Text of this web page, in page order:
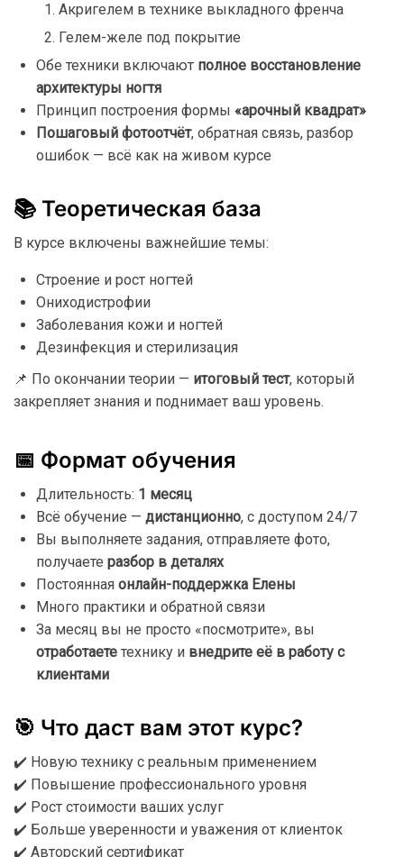
Акригелем в технике выкладного френча
Гелем-желе под покрытие
Обе техники включают полное восстановление
архитектуры ногтя
Принцип построения формы «арочный квадрат»
Пошаговый фотоотчёт, обратная связь, разбор
ошибок — всё как на живом курсе
📚 Теоретическая база
В курсе включены важнейшие темы:
Строение и рост ногтей
Ониходистрофии
Заболевания кожи и ногтей
Дезинфекция и стерилизация
📌 По окончании теории — итоговый тест, который
закрепляет знания и поднимает ваш уровень.
📅 Формат обучения
Длительность: 1 месяц
Всё обучение — дистанционно, с доступом 24/7
Вы выполняете задания, отправляете фото,
получаете разбор в деталях
Постоянная онлайн-поддержка Елены
Много практики и обратной связи
За месяц вы не просто «посмотрите», вы
отработаете технику и внедрите её в работу с
клиентами
🎯 Что даст вам этот курс?
✔️ Новую технику с реальным применением
✔️ Повышение профессионального уровня
✔️ Рост стоимости ваших услуг
✔️ Больше уверенности и уважения от клиенток
✔️ Авторский сертификат